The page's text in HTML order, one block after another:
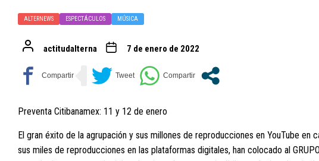
ALTERNEWS ESPECTÁCULOS MÚSICA
actitudalterna 7 de enero de 2022
Preventa Citibanamex: 11 y 12 de enero
El gran éxito de la agrupación y sus millones de reproducciones en YouTube en
sus miles de reproducciones en las plataformas digitales, han colocado al